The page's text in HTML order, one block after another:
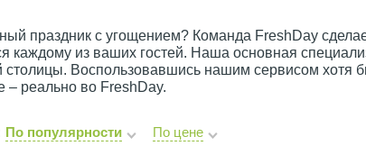
праздник с угощением? Команда FreshDay
из ваших гостей. Наша основная
Воспользовавшись нашим сервисом хотя
– реально во FreshDay.
По популярности По цене